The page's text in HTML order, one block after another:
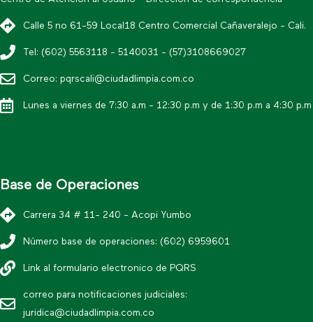
Calle 5 no 61-59 Local18 Centro Comercial Cañaveralejo - Cali.
Tel: (602) 5563118 - 5140031 - (57)3108669027
Correo: pqrscali@ciudadlimpia.com.co
Lunes a viernes de 7:30 a.m - 12:30 p.m y de 1:30 p.m a 4:30 p.m
Base de Operaciones
Carrera 34 # 11- 240 - Acopi Yumbo
Número base de operaciones: (602) 6959601
Link al formulario electronico de PQRS
correo para notificaciones judiciales:
juridica@ciudadlimpia.com.co